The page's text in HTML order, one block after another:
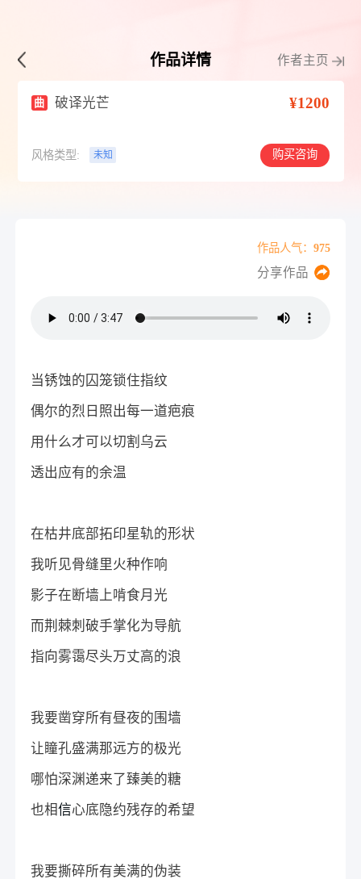
作品详情 作者主页
曲 破译光芒 ¥1200
风格类型: 未知 购买咨询
作品人气：975
分享作品
当锈蚀的囚笼锁住指纹
偶尔的烈日照出每一道疤痕
用什么才可以切割乌云
透出应有的余温
在枯井底部拓印星轨的形状
我听见骨缝里火种作响
影子在断墙上啃食月光
而荆棘刺破手掌化为导航
指向雾霭尽头万丈高的浪
我要凿穿所有昼夜的围墙
让瞳孔盛满那远方的极光
哪怕深渊递来了臻美的糖
也相信心底隐约残存的希望
我要撕碎所有美满的伪装